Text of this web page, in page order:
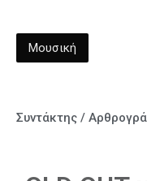
Μουσική
Συντάκτης /